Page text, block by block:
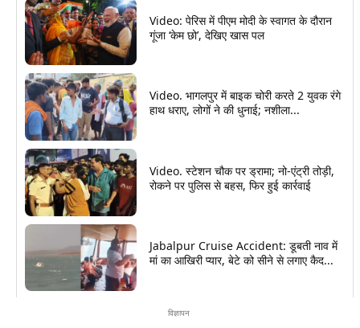
Video: पेरिस में पीएम मोदी के स्वागत के दौरान
गूंजा ‘केम छो’, देखिए खास पल
Video. भागलपुर में बाइक चोरी करते 2 युवक रंगे
हाथ धराए, लोगों ने की धुनाई; नशीला...
Video. स्टेशन चौक पर ड्रामा; नो-एंट्री तोड़ी,
रोकने पर पुलिस से बहस, फिर हुई कार्रवाई
Jabalpur Cruise Accident: डूबती नाव में
मां का आखिरी प्यार, बेटे को सीने से लगाए कैद...
विज्ञापन